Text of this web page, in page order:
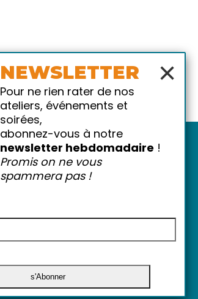
×
NEWSLETTER
Pour ne rien rater de nos
ateliers, événements et
soirées,
abonnez-vous à notre
newsletter hebdomadaire !
Promis on ne vous
spammera pas !